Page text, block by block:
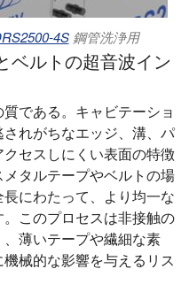
4S鋼管洗浄用
ベルトの超音波イン
である。キャビテーショ
れがちなエッジ、溝、パ
セスしにくい表面の特徴
タルテープやベルトの場
にわたって、より均一な
このプロセスは非接触の
薄いテープや繊細な素
械的な影響を与えるリス